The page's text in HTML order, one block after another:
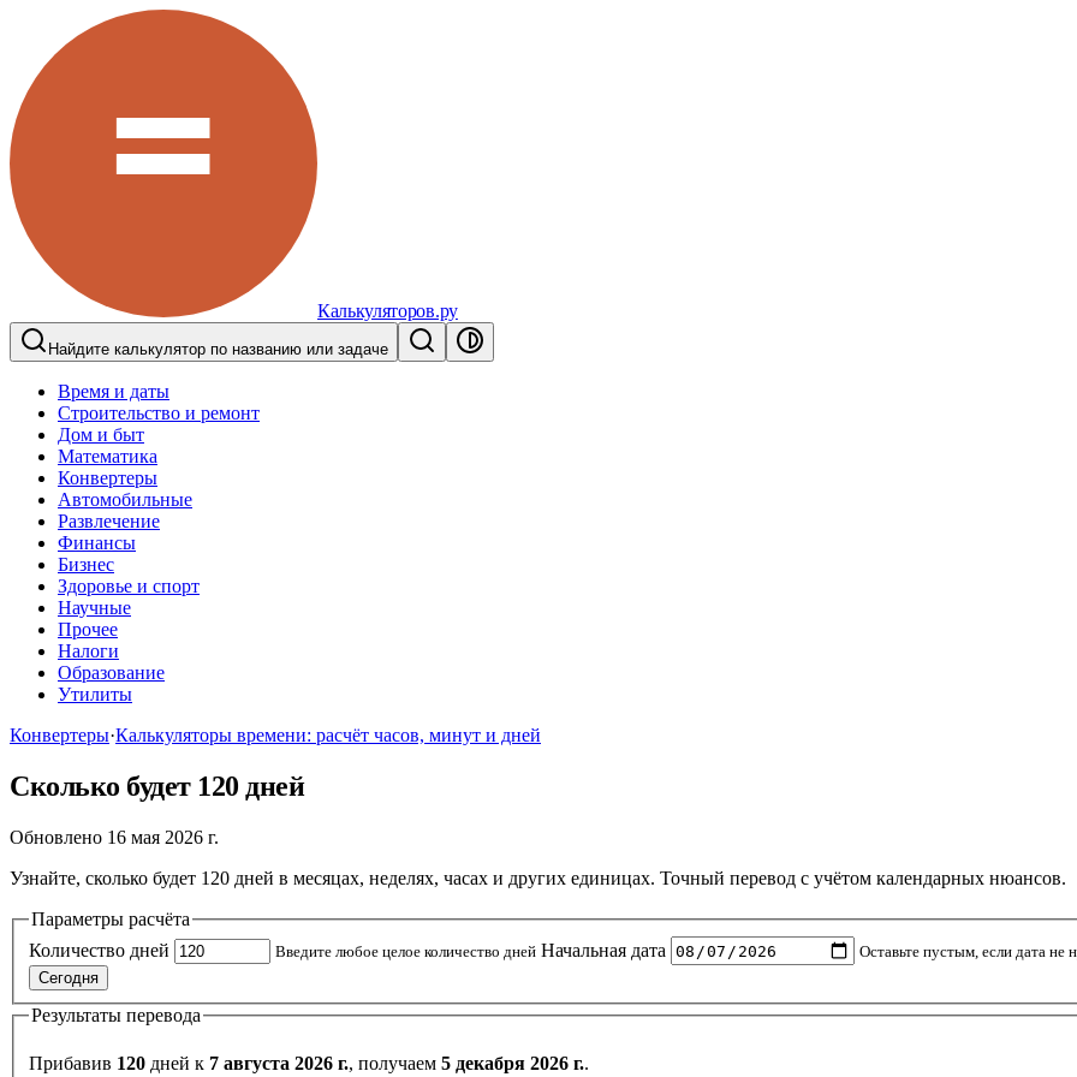
Калькуляторов.ру
Найдите калькулятор по названию или задаче
Время и даты
Строительство и ремонт
Дом и быт
Математика
Конвертеры
Автомобильные
Развлечение
Финансы
Бизнес
Здоровье и спорт
Научные
Прочее
Налоги
Образование
Утилиты
Конвертеры·Калькуляторы времени: расчёт часов, минут и дней
Сколько будет 120 дней
Обновлено 16 мая 2026 г.
Узнайте, сколько будет 120 дней в месяцах, неделях, часах и других единицах. Точный перевод с учётом календарных нюансов.
Параметры расчёта
Количество дней
Введите любое целое количество дней Начальная дата
Оставьте пустым, если дата не
Сегодня
Результаты перевода
Прибавив 120 дней к 7 августа 2026 г., получаем 5 декабря 2026 г..